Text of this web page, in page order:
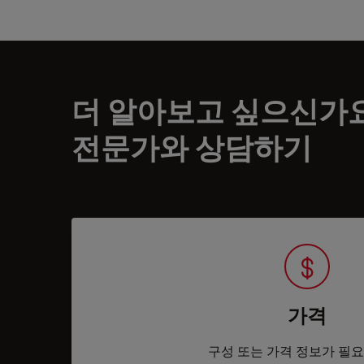
더 알아보고 싶으신가
전문가와 상담하기
가격
구성 또는 가격 정보가 필